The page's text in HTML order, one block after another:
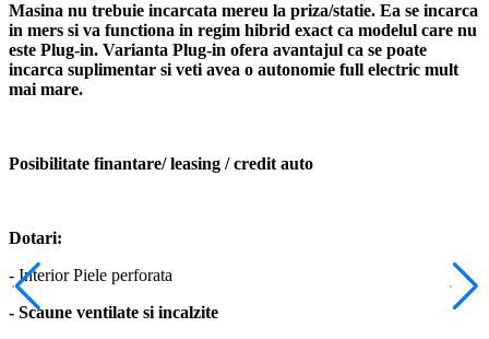
Masina nu trebuie incarcata mereu la priza/statie. Ea se incarca
in mers si va functiona in regim hibrid exact ca modelul care nu
este Plug-in. Varianta Plug-in ofera avantajul ca se poate
incarca suplimentar si veti avea o autonomie full electric mult
mai mare.
Posibilitate finantare/ leasing / credit auto
Dotari:
- Interior Piele perforata
- Scaune ventilate si incalzite